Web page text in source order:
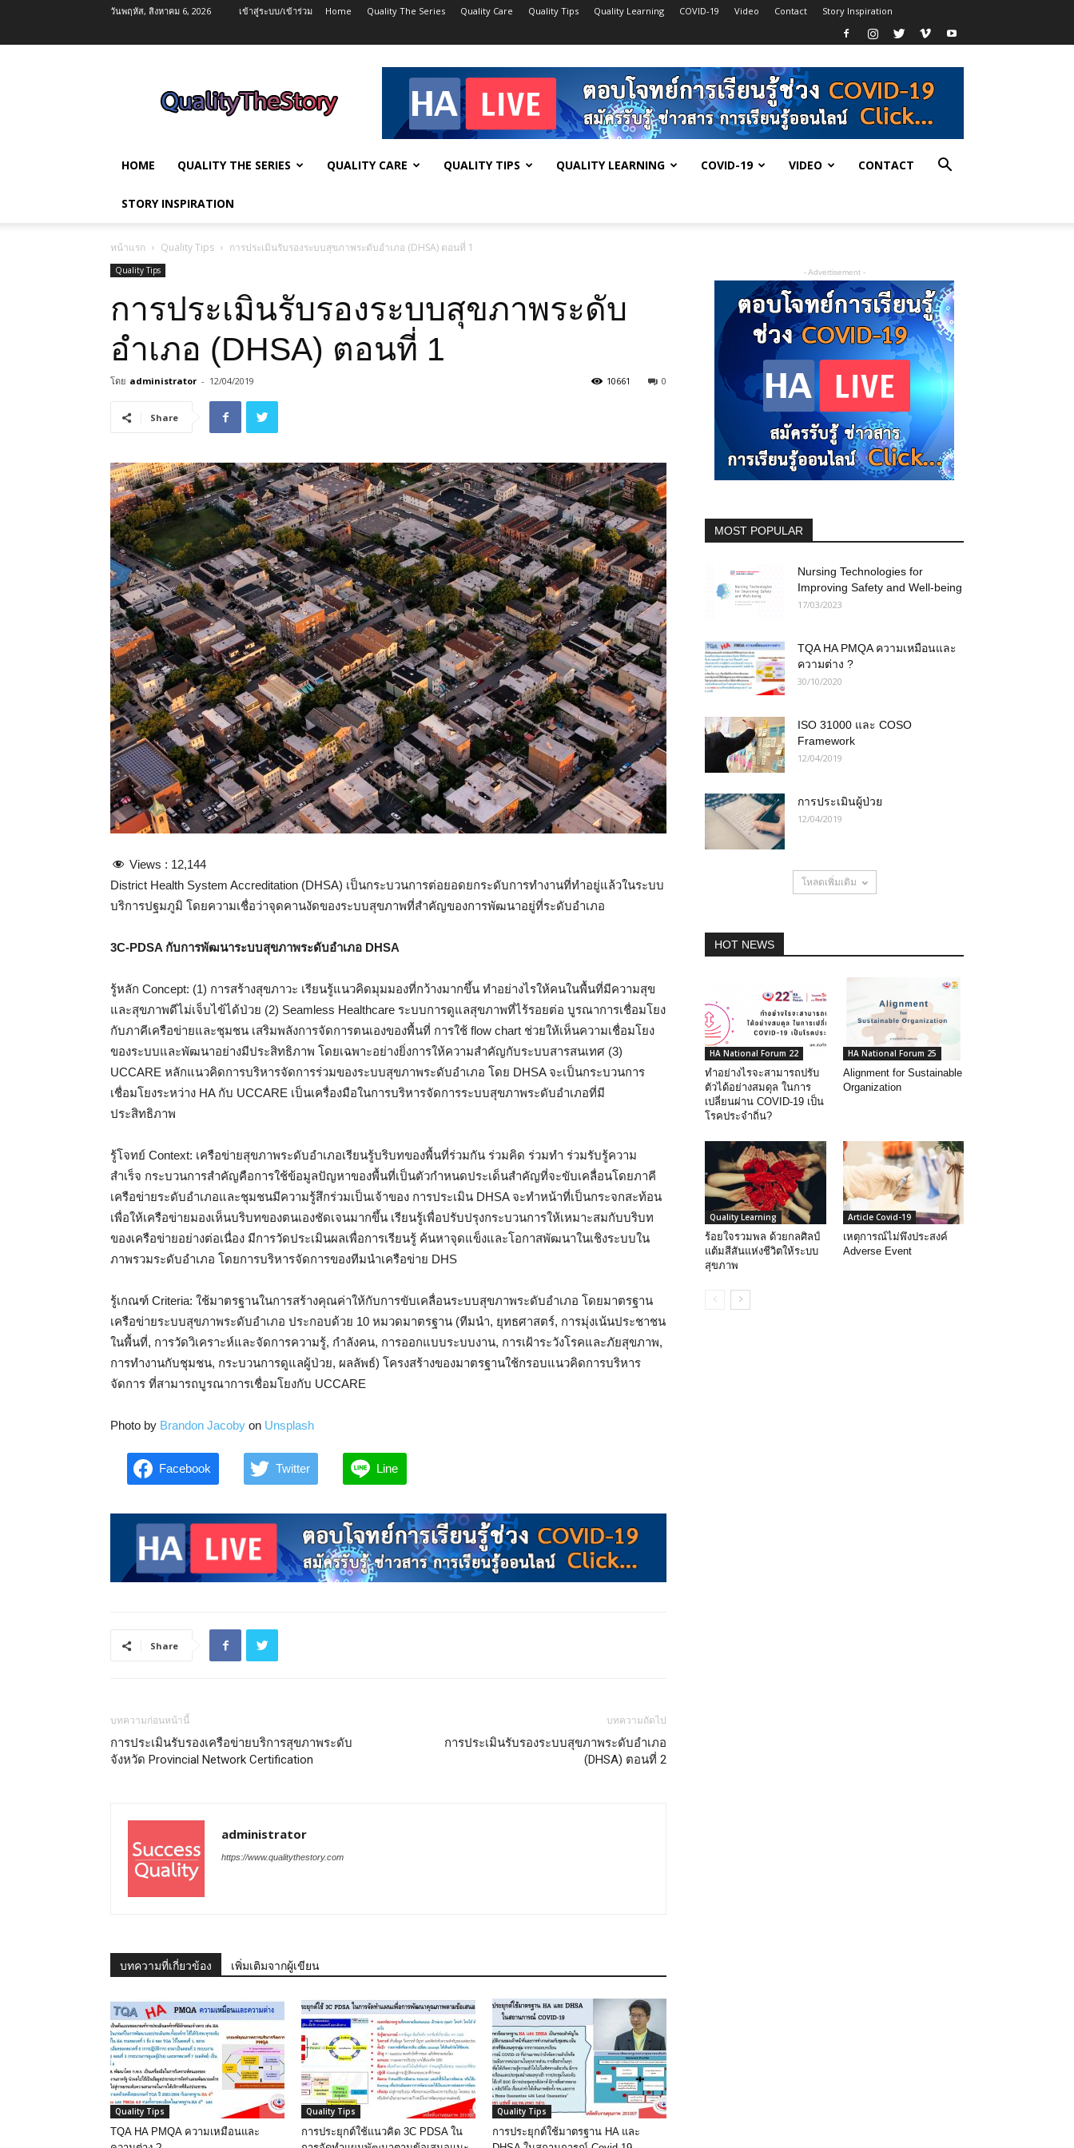
วันพฤหัส, สิงหาคม 6, 2026 เข้าสู่ระบบ/เข้าร่วม Home Quality The Series Quality Care Quality Tips Quality Learning COVID-19 Video Contact Story Inspiration
HOME QUALITY THE SERIES QUALITY CARE QUALITY TIPS QUALITY LEARNING COVID-19 VIDEO CONTACT
STORY INSPIRATION
หน้าแรก Quality Tips การประเมินรับรองระบบสุขภาพระดับอำเภอ (DHSA) ตอนที่ 1
Quality Tips
การประเมินรับรองระบบสุขภาพระดับ
อำเภอ (DHSA) ตอนที่ 1
โดย administrator - 12/04/2019 0
10661
Share
Views : 12,144
District Health System Accreditation (DHSA) เป็นกระบวนการต่อยอดยกระดับการทำงานที่ทำอยู่แล้วในระบบ
บริการปฐมภูมิ โดยความเชื่อว่าจุดคานงัดของระบบสุขภาพที่สำคัญของการพัฒนาอยู่ที่ระดับอำเภอ
3C-PDSA กับการพัฒนาระบบสุขภาพระดับอำเภอ DHSA
รู้หลัก Concept: (1) การสร้างสุขภาวะ เรียนรู้แนวคิดมุมมองที่กว้างมากขึ้น ทำอย่างไรให้คนในพื้นที่มีความสุข
และสุขภาพดีไม่เจ็บไข้ได้ป่วย (2) Seamless Healthcare ระบบการดูแลสุขภาพที่ไร้รอยต่อ บูรณาการเชื่อมโยง
กับภาคีเครือข่ายและชุมชน เสริมพลังการจัดการตนเองของพื้นที่ การใช้ flow chart ช่วยให้เห็นความเชื่อมโยง
ของระบบและพัฒนาอย่างมีประสิทธิภาพ โดยเฉพาะอย่างยิ่งการให้ความสำคัญกับระบบสารสนเทศ (3)
UCCARE หลักแนวคิดการบริหารจัดการร่วมของระบบสุขภาพระดับอำเภอ โดย DHSA จะเป็นกระบวนการ
เชื่อมโยงระหว่าง HA กับ UCCARE เป็นเครื่องมือในการบริหารจัดการระบบสุขภาพระดับอำเภอที่มี
ประสิทธิภาพ
รู้โจทย์ Context: เครือข่ายสุขภาพระดับอำเภอเรียนรู้บริบทของพื้นที่ร่วมกัน ร่วมคิด ร่วมทำ ร่วมรับรู้ความ
สำเร็จ กระบวนการสำคัญคือการใช้ข้อมูลปัญหาของพื้นที่เป็นตัวกำหนดประเด็นสำคัญที่จะขับเคลื่อนโดยภาคี
เครือข่ายระดับอำเภอและชุมชนมีความรู้สึกร่วมเป็นเจ้าของ การประเมิน DHSA จะทำหน้าที่เป็นกระจกสะท้อน
เพื่อให้เครือข่ายมองเห็นบริบทของตนเองชัดเจนมากขึ้น เรียนรู้เพื่อปรับปรุงกระบวนการให้เหมาะสมกับบริบท
ของเครือข่ายอย่างต่อเนื่อง มีการวัดประเมินผลเพื่อการเรียนรู้ ค้นหาจุดแข็งและโอกาสพัฒนาในเชิงระบบใน
ภาพรวมระดับอำเภอ โดยการบริหารจัดการของทีมนำเครือข่าย DHS
รู้เกณฑ์ Criteria: ใช้มาตรฐานในการสร้างคุณค่าให้กับการขับเคลื่อนระบบสุขภาพระดับอำเภอ โดยมาตรฐาน
เครือข่ายระบบสุขภาพระดับอำเภอ ประกอบด้วย 10 หมวดมาตรฐาน (ทีมนำ, ยุทธศาสตร์, การมุ่งเน้นประชาชน
ในพื้นที่, การวัดวิเคราะห์และจัดการความรู้, กำลังคน, การออกแบบระบบงาน, การเฝ้าระวังโรคและภัยสุขภาพ,
การทำงานกับชุมชน, กระบวนการดูแลผู้ป่วย, ผลลัพธ์) โครงสร้างของมาตรฐานใช้กรอบแนวคิดการบริหาร
จัดการ ที่สามารถบูรณาการเชื่อมโยงกับ UCCARE
Photo by Brandon Jacoby on Unsplash
Facebook Twitter Line
Share
บทความก่อนหน้านี้
การประเมินรับรองเครือข่ายบริการสุขภาพระดับ
จังหวัด Provincial Network Certification
บทความถัดไป
การประเมินรับรองระบบสุขภาพระดับอำเภอ
(DHSA) ตอนที่ 2
administrator
https://www.qualitythestory.com
บทความที่เกี่ยวข้อง เพิ่มเติมจากผู้เขียน
Quality Tips
TQA HA PMQA ความเหมือนและ
Quality Tips
การประยุกต์ใช้แนวคิด 3C PDSA ใน
Quality Tips
การประยุกต์ใช้มาตรฐาน HA และ
- Advertisement -
MOST POPULAR
Nursing Technologies for
Improving Safety and Well-being
17/03/2023
TQA HA PMQA ความเหมือนและ
ความต่าง ?
30/10/2020
ISO 31000 และ COSO
Framework
12/04/2019
การประเมินผู้ป่วย
12/04/2019
โหลดเพิ่มเติม
HOT NEWS
HA National Forum 22
ทำอย่างไรจะสามารถปรับ
ตัวได้อย่างสมดุล ในการ
เปลี่ยนผ่าน COVID-19 เป็น
โรคประจำถิ่น?
HA National Forum 25
Alignment for Sustainable
Organization
Quality Learning
ร้อยใจรวมพล ด้วยกลศิลป์
แต้มสีสันแห่งชีวิตให้ระบบ
สุขภาพ
Article Covid-19
เหตุการณ์ไม่พึงประสงค์
Adverse Event